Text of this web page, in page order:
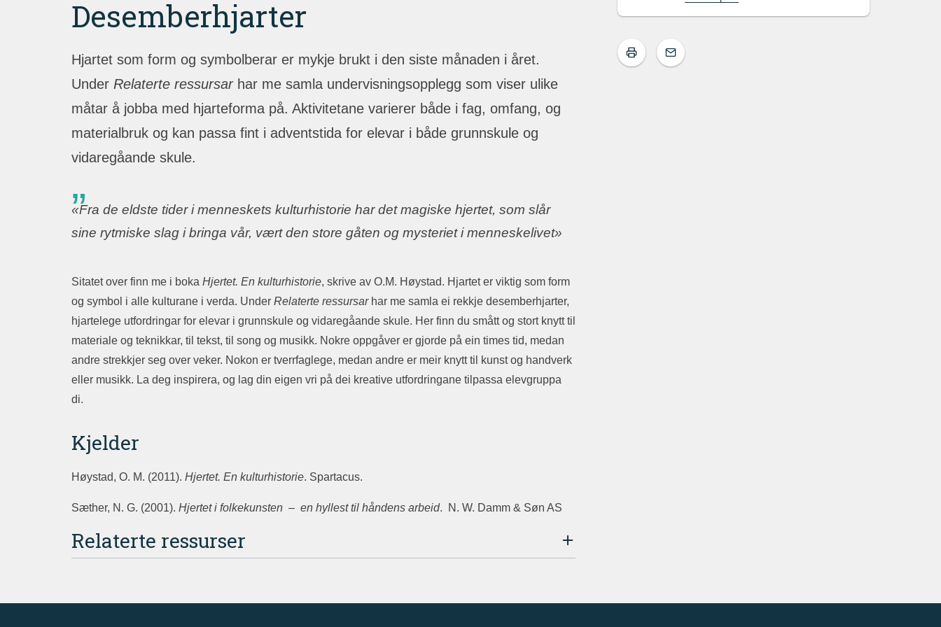
Desemberhjarter
Hjartet som form og symbolberar er mykje brukt i den siste månaden i året.
Under Relaterte ressursarhar me samla undervisningsopplegg som viser ulike
måtar å jobba med hjarteforma på. Aktivitetane varierer både i fag, omfang, og
materialbruk og kan passa fint i adventstida for elevar i både grunnskule og
vidaregåande skule.
«Fra de eldste tider i menneskets kulturhistorie har det magiske hjertet, som slår
sine rytmiske slag i bringa vår, vært den store gåten og mysteriet i menneskelivet»
Sitatet over finn me i boka Hjertet. En kulturhistorie, skrive av O.M. Høystad. Hjartet er viktig som form
og symbol i alle kulturane i verda. Under Relaterte ressursarhar me samla ei rekkje desemberhjarter,
hjartelege utfordringar for elevar i grunnskule og vidaregåande skule. Her finn du smått og stort knytt til
materiale og teknikkar, til tekst, til song og musikk. Nokre oppgåver er gjorde på ein times tid, medan
andre strekkjer seg over veker. Nokon er tverrfaglege, medan andre er meir knytt til kunst og handverk
eller musikk. La deg inspirera, og lag din eigen vri på dei kreative utfordringane tilpassa elevgruppa
di.
Kjelder
Høystad, O. M. (2011). Hjertet. En kulturhistorie. Spartacus.
Sæther, N. G. (2001). Hjertet i folkekunsten – en hyllest til håndens arbeid. N. W. Damm & Søn AS
Relaterte ressurser